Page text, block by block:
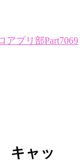
アプリ部Part7069
キャッ